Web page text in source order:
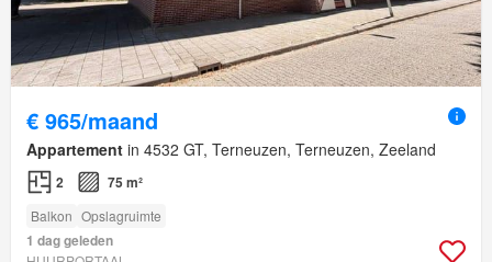
€ 965/maand
Appartement in 4532 GT, Terneuzen, Terneuzen, Zeeland
2 75 m²
Balkon Opslagruimte
1 dag geleden